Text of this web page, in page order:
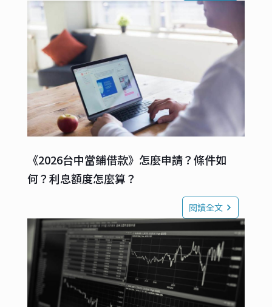
《2026台中當鋪借款》怎麼申請？條件如
何？利息額度怎麼算？
閱讀全文